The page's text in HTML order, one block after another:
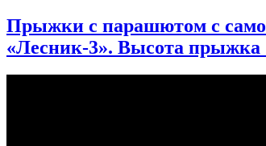
Прыжки с парашютом с
«Лесник-3». Высота прыжка